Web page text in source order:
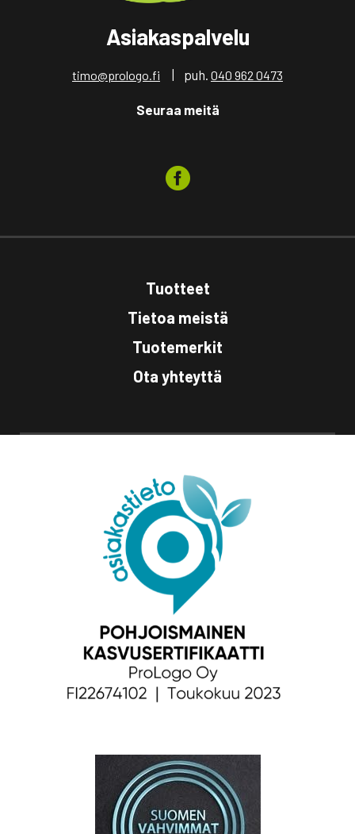
Asiakaspalvelu
timo@prologo.fi | puh. 040 962 0473
Seuraa meitä
Tuotteet
Tietoa meistä
Tuotemerkit
Ota yhteyttä